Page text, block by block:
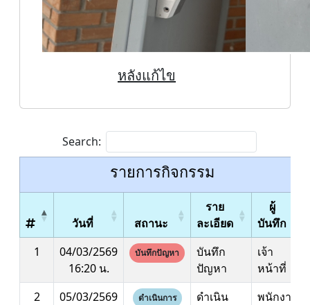
หลังแก้ไข
Search:
รายการกิจกรรม
วันที่ สถานะ
ราย
ละเอียด
ผู้
บันทึก
1
04/03/2569
16:20 น.
บันทึกปัญหา
บันทึก
ปัญหา
เจ้า
หน้าที่
2
05/03/2569
ดำเนินการ
ดำเนิน
พนักงาน